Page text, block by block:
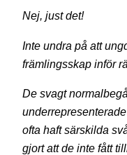
Nej, just det!
Inte undra på att
främlingsskap inför
De svagt
ofta haft särskilda
gjort att de inte fått